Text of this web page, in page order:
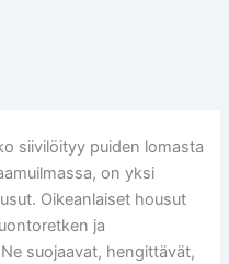
siivilöityy puiden lomasta
on yksi
Oikeanlaiset housut
ja
suojaavat, hengittävät,